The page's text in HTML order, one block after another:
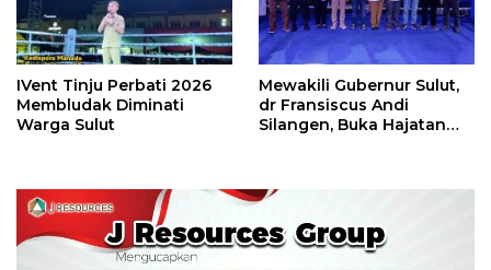
IVent Tinju Perbati 2026
Membludak Diminati
Warga Sulut
Mewakili Gubernur Sulut,
dr Fransiscus Andi
Silangen, Buka Hajatan